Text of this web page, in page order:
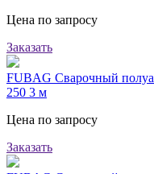
Цена по запросу
Заказать
FUBAG Сварочный
250 3 м
Цена по запросу
Заказать